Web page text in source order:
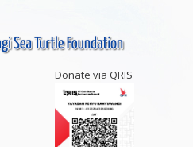
Donate via QRIS